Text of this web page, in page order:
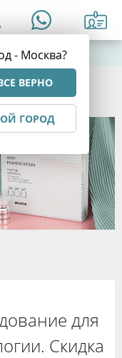
- Москва?
ВЕРНО
ГОРОД
для
Скидка